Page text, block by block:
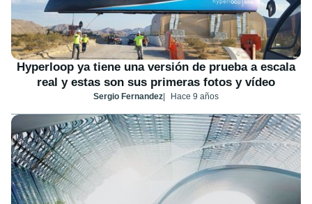
Hyperloop ya tiene una versión de prueba a escala
real y estas son sus primeras fotos y vídeo
Sergio Fernandez Hace 9 años